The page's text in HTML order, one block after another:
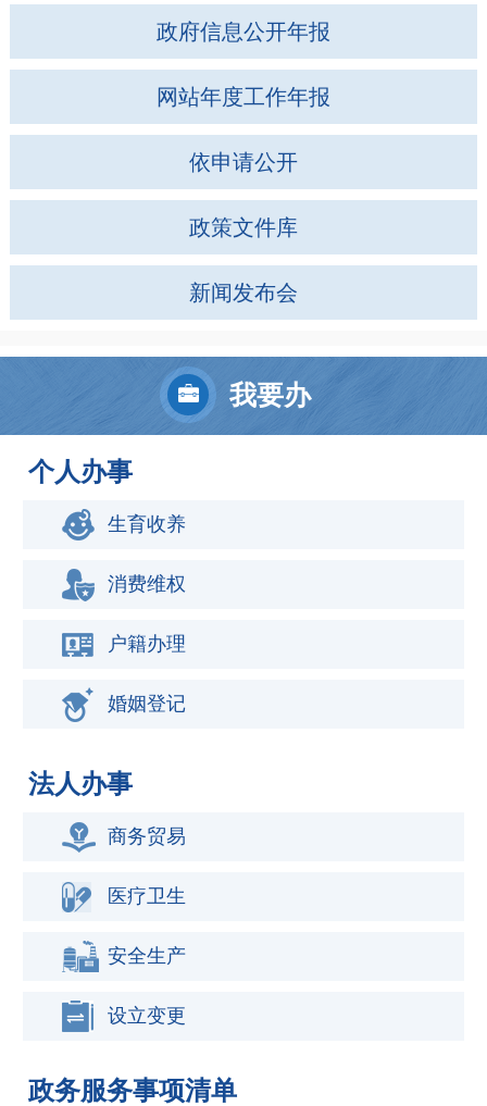
政府信息公开年报
网站年度工作年报
依申请公开
政策文件库
新闻发布会
我要办
个人办事
生育收养
消费维权
户籍办理
婚姻登记
法人办事
商务贸易
医疗卫生
安全生产
设立变更
政务服务事项清单